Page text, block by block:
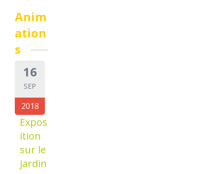
Anim
ation
s
16
SEP
2018
Expos
ition
sur le
jardin